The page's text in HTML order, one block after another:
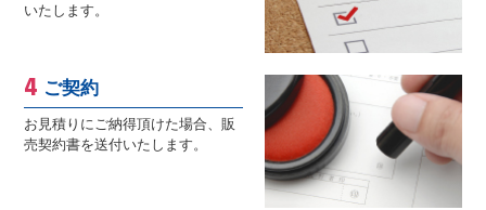
いたします。
ご契約
お見積りにご納得頂けた場合、販
売契約書を送付いたします。